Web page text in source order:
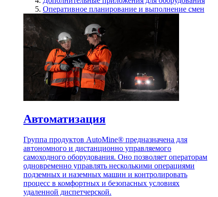
Оперативное планирование и выполнение смен
Автоматизация
Группа продуктов AutoMine® предназначена для
автономного и дистанционно управляемого
самоходного оборудования. Оно позволяет операторам
одновременно управлять несколькими операциями
подземных и наземных машин и контролировать
процесс в комфортных и безопасных условиях
удаленной диспетчерской.